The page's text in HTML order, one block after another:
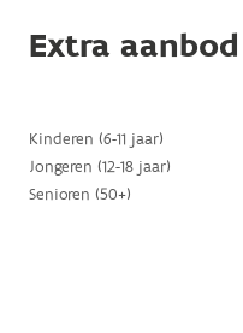
Extra aanbod
Kinderen (6-11 jaar)
Jongeren (12-18 jaar)
Senioren (50+)